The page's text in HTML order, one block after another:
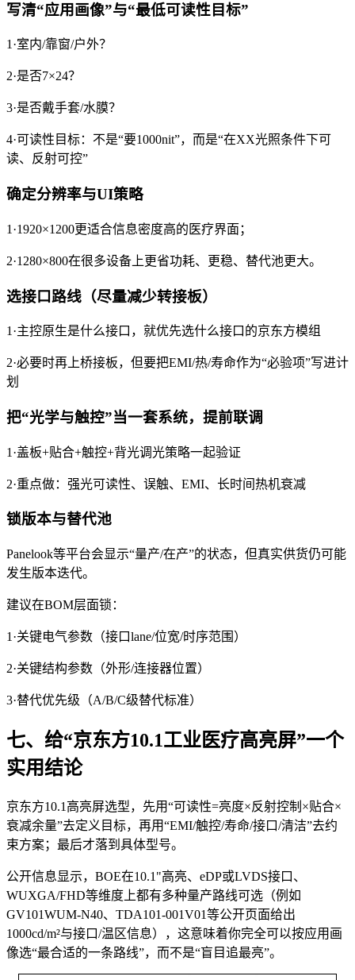
写清“应用画像”与“最低可读性目标”
1·室内/靠窗/户外？
2·是否7×24？
3·是否戴手套/水膜？
4·可读性目标：不是“要1000nit”，而是“在XX光照条件下可
读、反射可控”
确定分辨率与UI策略
1·1920×1200更适合信息密度高的医疗界面；
2·1280×800在很多设备上更省功耗、更稳、替代池更大。
选接口路线（尽量减少转接板）
1·主控原生是什么接口，就优先选什么接口的京东方模组
2·必要时再上桥接板，但要把EMI/热/寿命作为“必验项”写进计
划
把“光学与触控”当一套系统，提前联调
1·盖板+贴合+触控+背光调光策略一起验证
2·重点做：强光可读性、误触、EMI、长时间热机衰减
锁版本与替代池
Panelook等平台会显示“量产/在产”的状态，但真实供货仍可能
发生版本迭代。
建议在BOM层面锁：
1·关键电气参数（接口lane/位宽/时序范围）
2·关键结构参数（外形/连接器位置）
3·替代优先级（A/B/C级替代标准）
七、给“京东方10.1工业医疗高亮屏”一个
实用结论
京东方10.1高亮屏选型，先用“可读性=亮度×反射控制×贴合×
衰减余量”去定义目标，再用“EMI/触控/寿命/接口/清洁”去约
束方案；最后才落到具体型号。
公开信息显示，BOE在10.1"高亮、eDP或LVDS接口、
WUXGA/FHD等维度上都有多种量产路线可选（例如
GV101WUM-N40、TDA101-001V01等公开页面给出
1000cd/m²与接口/温区信息），这意味着你完全可以按应用画
像选“最合适的一条路线”，而不是“盲目追最亮”。